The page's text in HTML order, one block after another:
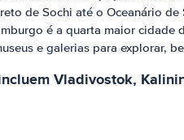
de Sochi até o Oceanário de
é a quarta maior
e galerias para explorar,
Vladivostok,